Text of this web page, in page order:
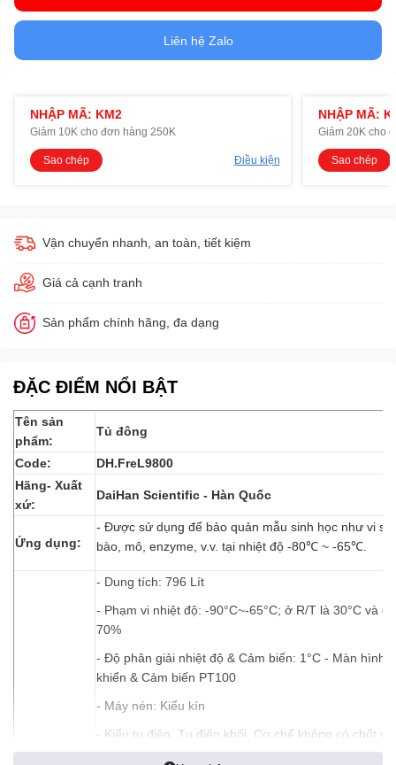
Liên hệ Zalo
NHẬP MÃ: KM2
Giảm 10K cho đơn hàng 250K
Sao chép Điều kiện
NHẬP MÃ:
Giảm 20K cho
Sao chép
Vận chuyển nhanh, an toàn, tiết kiệm
Giá cả cạnh tranh
Sản phẩm chính hãng, đa dạng
ĐẶC ĐIỂM NỔI BẬT
Tên sản
phẩm:
Tủ đông
Code:
DH.FreL9800
Hãng- Xuất
xứ:
DaiHan Scientific - Hàn Quốc
Ứng dụng:
- Được sử dụng để bảo quản mẫu sinh học như vi
bào, mô, enzyme, v.v. tại nhiệt độ -80℃ ~ -65℃.
- Dung tích: 796 Lít
- Phạm vi nhiệt độ: -90°C~-65°C; ở R/T là 30°C và
70%
- Độ phân giải nhiệt độ & Cảm biến: 1°C - Màn hình,
khiển & Cảm biến PT100
- Máy nén: Kiểu kín
- Kiểu tụ điện: Tụ điện khối, Cơ chế không có chốt